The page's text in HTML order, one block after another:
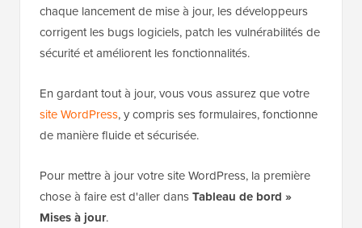
chaque lancement de mise à jour, les développeurs
corrigent les bugs logiciels, patch les vulnérabilités de
sécurité et améliorent les fonctionnalités.
En gardant tout à jour, vous vous assurez que votre
site WordPress, y compris ses formulaires, fonctionne
de manière fluide et sécurisée.
Pour mettre à jour votre site WordPress, la première
chose à faire est d'aller dansTableau de bord »
Mises à jour.